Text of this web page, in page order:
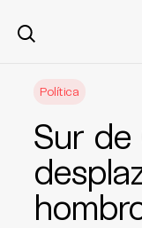
Política
Sur de